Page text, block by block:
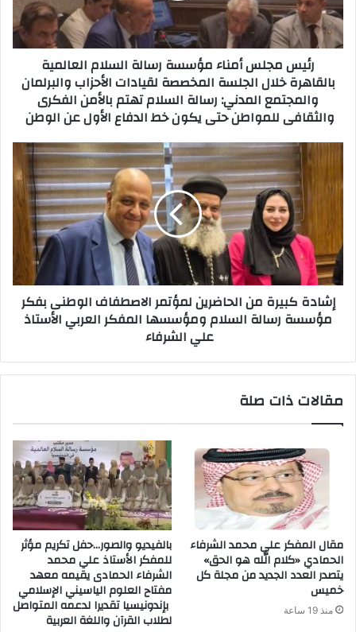
رئيس مجلس أمناء مؤسسة رسالة السلام العالمية
بالقاهرة خلال الجلسة المخصصة لقيادات الأحزاب والبرلمان
والمجتمع المدني: رسالة السلام تهتم بالأمن الفكرى
والثقافى للمواطن حتى يكون خط الدفاع الأول عن الوطن
إشادة كبيرة من الحاضرين لمؤتمر الاصطفاف الوطنى بفكر
مؤسسة رسالة السلام ومؤسسها المفكر العربي الأستاذ
علي الشرفاء
مقالات ذات صلة
مقال المفكر علي محمد الشرفاء
الحمادي «كلام الله هو الحق»
يتصدر العدد الجديد من مجلة كل
خميس
منذ 19 ساعة
بالفيديو والصور…حفل تكريم مؤثر
للمفكر الأستاذ علي محمد
الشرفاء الحمادى يقيمه معهد
مفتاح العلوم الياسيني الإسلامي
بإندونيسيا تقديرا لدعمه المتواصل
لطلاب القرآن واللغة العربية